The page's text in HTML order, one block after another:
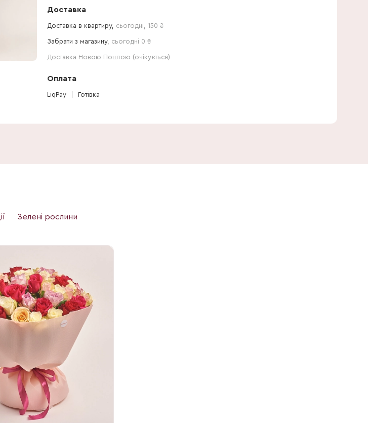
Доставка
Доставка в квартиру, сьогодні 150 ₴
Забрати з магазину, сьогодні 0 ₴
Доставка Новою Поштою (очікується)
Оплата
LiqPay Готівка
Зелені рослини